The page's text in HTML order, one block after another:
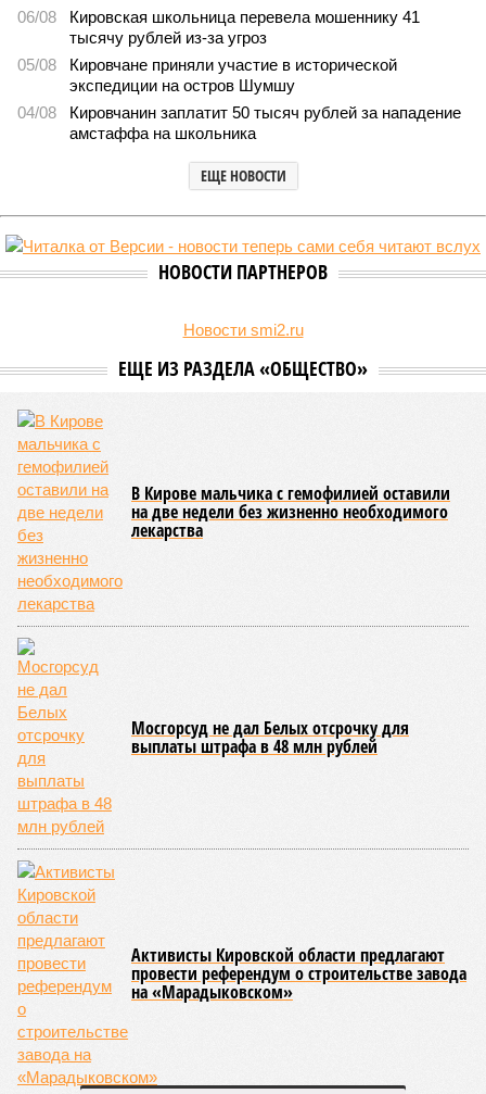
06/08
Кировская школьница перевела мошеннику 41
тысячу рублей из-за угроз
05/08
Кировчане приняли участие в исторической
экспедиции на остров Шумшу
04/08
Кировчанин заплатит 50 тысяч рублей за нападение
амстаффа на школьника
ЕЩЕ НОВОСТИ
НОВОСТИ ПАРТНЕРОВ
Новости smi2.ru
ЕЩЕ ИЗ РАЗДЕЛА «ОБЩЕСТВО»
В Кирове мальчика с гемофилией оставили
на две недели без жизненно необходимого
лекарства
Мосгорсуд не дал Белых отсрочку для
выплаты штрафа в 48 млн рублей
Активисты Кировской области предлагают
провести референдум о строительстве завода
на «Марадыковском»